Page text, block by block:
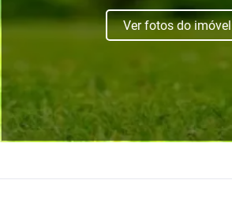
Ver fotos do imóvel